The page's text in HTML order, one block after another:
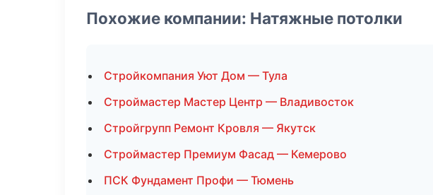
Похожие компании: Натяжные потолки
Стройкомпания Уют Дом — Тула
Строймастер Мастер Центр — Владивосток
Стройгрупп Ремонт Кровля — Якутск
Строймастер Премиум Фасад — Кемерово
ПСК Фундамент Профи — Тюмень